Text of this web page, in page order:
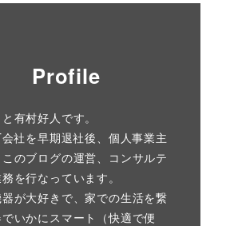
Profile
有村好人です。
社を早期退社後、個人事業主
のブログの運営、コンサルテ
を行なっています。
が大好きで、家での生活を繋
いかにスマート（快適で便